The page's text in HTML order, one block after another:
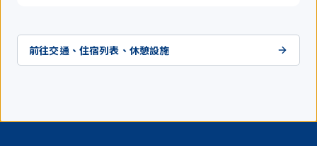
前往交通、住宿列表、休憩設施